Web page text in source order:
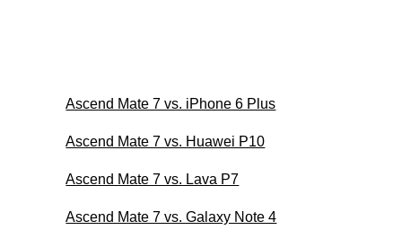
Ascend Mate 7 vs. iPhone 6 Plus
Ascend Mate 7 vs. Huawei P10
Ascend Mate 7 vs. Lava P7
Ascend Mate 7 vs. Galaxy Note 4